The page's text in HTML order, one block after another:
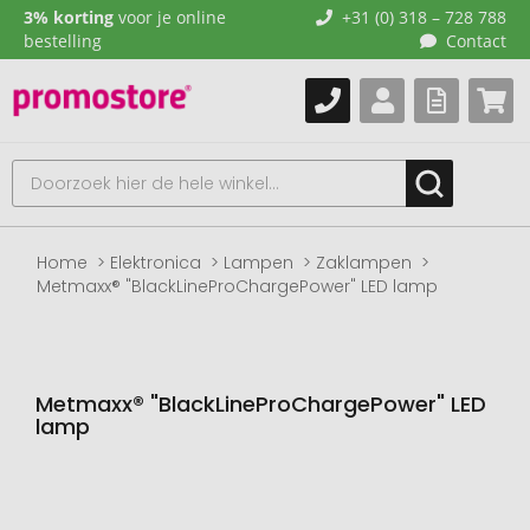
3% korting voor je online
bestelling
+31 (0) 318 – 728 788
Contact
Home Elektronica Lampen
Zaklampen
Metmaxx® "BlackLineProChargePower" LED lamp
Metmaxx® "BlackLineProChargePower" LED
lamp